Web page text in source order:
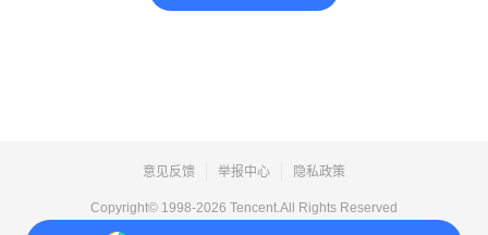
意见反馈 举报中心 隐私政策
Copyright© 1998-2026 Tencent.All Rights Reserved